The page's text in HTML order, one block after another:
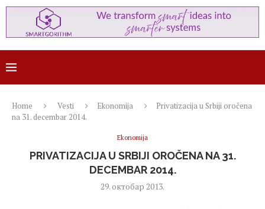
Home Vesti Ekonomija
Privatizacija u Srbiji oročena
na 31. decembar 2014.
Ekonomija
PRIVATIZACIJA U SRBIJI OROČENA NA 31.
DECEMBAR 2014.
29. октобар 2013.